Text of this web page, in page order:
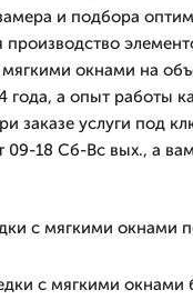
и подбора
окнами на
а опыт работы
заказе услуги под
18 Сб-Вс вых., а
с мягкими окнами
с мягкими окнами